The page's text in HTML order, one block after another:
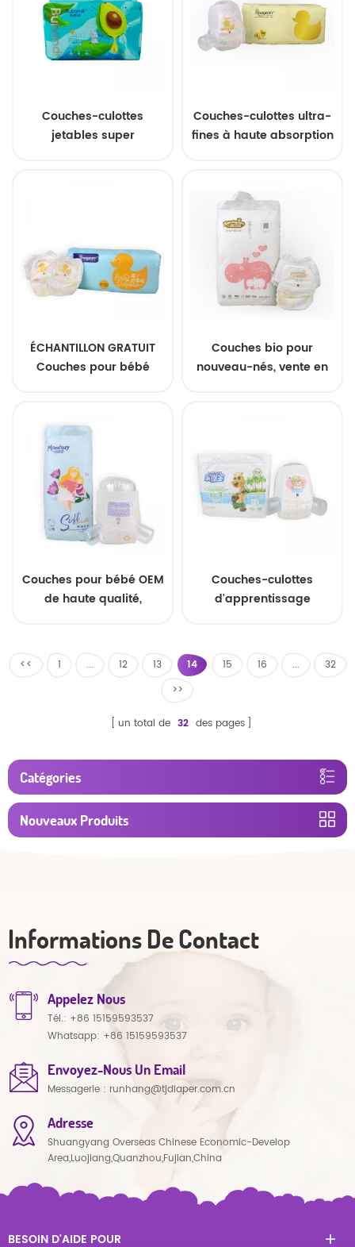
Couches-culottes
jetables super
Couches-culottes ultra-
fines à haute absorption
pour nourrissons
ÉCHANTILLON GRATUIT
Couches pour bébé
absorbant SAP, couches
jetables en gros
Couches bio pour
nouveau-nés, vente en
Couches pour bébé OEM
de haute qualité,
Couches-culottes
d'apprentissage
bébés actifs
<< 1 ... 12 13 14 15 16 ...
32
>>
un total de 32 des pages
Catégories
Nouveaux Produits
Informations De Contact
Appelez Nous
Tél.: +86 15159593537
Whatsapp: +86 15159593537
Envoyez-Nous Un Email
Messagerie : runhang@tjdiaper.com.cn
Adresse
Shuangyang Overseas Chinese Economic-Develop
Area,Luojiang,Quanzhou,Fujian,China
BESOIN D'AIDE POUR